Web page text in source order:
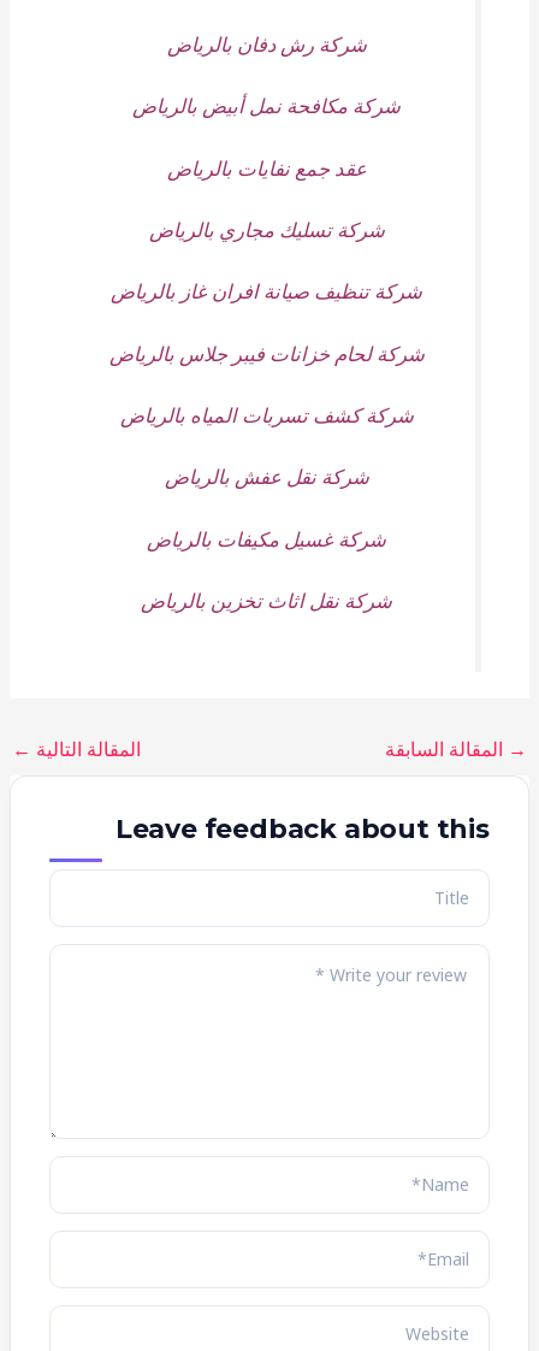
شركة رش دفان بالرياض
شركة مكافحة نمل أبيض بالرياض
عقد جمع نفايات بالرياض
شركة تسليك مجاري بالرياض
شركة تنظيف صيانة افران غاز بالرياض
شركة لحام خزانات فيبر جلاس بالرياض
شركة كشف تسربات المياه بالرياض
شركة نقل عفش بالرياض
شركة غسيل مكيفات بالرياض
شركة نقل اثاث تخزين بالرياض
→ المقالة السابقة المقالة التالية ←
Leave feedback about this